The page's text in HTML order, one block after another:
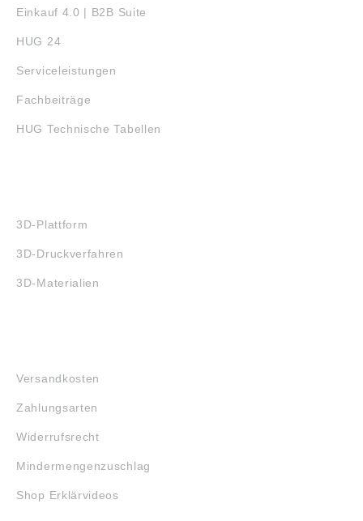
Einkauf 4.0 | B2B Suite
HUG 24
Serviceleistungen
Fachbeiträge
HUG Technische Tabellen
3D-Plattform
3D-Druckverfahren
3D-Materialien
Versandkosten
Zahlungsarten
Widerrufsrecht
Mindermengenzuschlag
Shop Erklärvideos